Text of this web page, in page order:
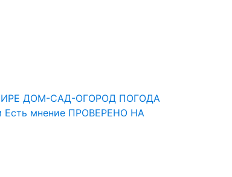
ДОМ-САД-ОГОРОД ПОГОДА
Есть мнение ПРОВЕРЕНО НА